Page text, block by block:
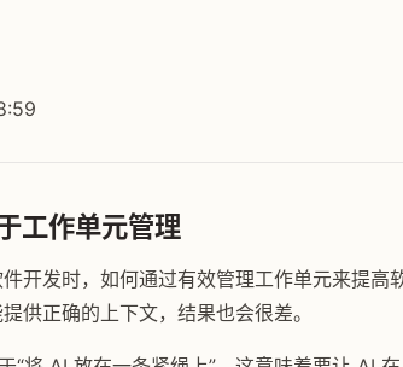
工作单元管理
开发时，如何通过有效管理工作单元来提高
供正确的上下文，结果也会很差。